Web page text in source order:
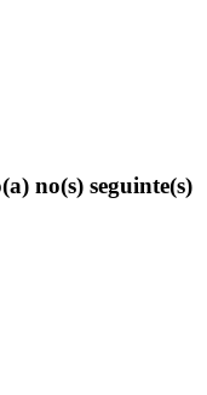
no(s) seguinte(s)